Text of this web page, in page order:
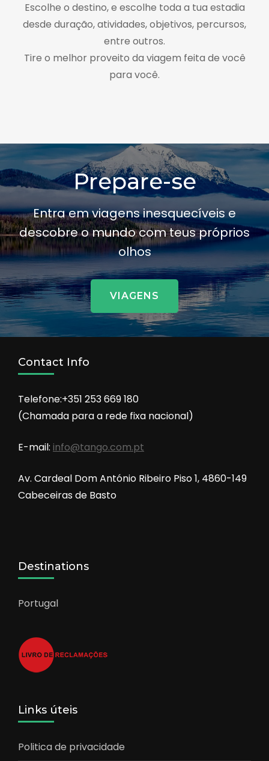
Escolhe o destino, e escolhe toda a tua estadia
desde duração, atividades, objetivos, percursos,
entre outros.
Tire o melhor proveito da viagem feita de você
para você.
Prepare-se
Entra em viagens inesquecíveis e
descobre o mundo com teus próprios
olhos
VIAGENS
Contact Info
Telefone:+351 253 669 180
(Chamada para a rede fixa nacional)
E-mail: info@tango.com.pt
Av. Cardeal Dom António Ribeiro Piso 1, 4860-149
Cabeceiras de Basto
Destinations
Portugal
Links úteis
Politica de privacidade